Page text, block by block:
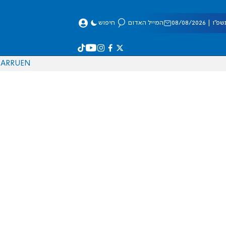
08/2026 המייל האדום חיפוש
EN
RU
AR